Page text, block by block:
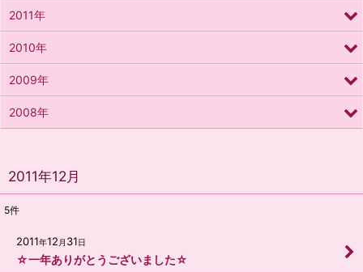
2011年12月
5件
2011年12 月 31日
☆一年ありがとうございました☆
2011年
2010年
2009年
2008年